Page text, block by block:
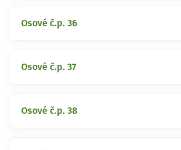
Osové č.p. 36
Osové č.p. 37
Osové č.p. 38